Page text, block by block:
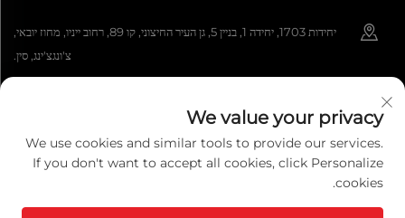
יחידות 1703, יחידה 1, בניין 5, גן העיר החיצוני, קו 89, רחוב ייניו, מחוז יובאי,
צ'ונגצ'ינג, סין.
+86-13108925588
We value your privacy
We use cookies and similar tools to provide our services.
If you don't want to accept all cookies, click Personalize
cookies.